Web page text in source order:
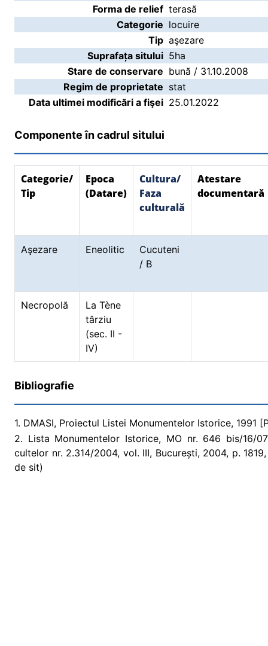
Forma de relief terasă
Categorie locuire
Tip aşezare
Suprafața sitului 5ha
Stare de conservare bună / 31.10.2008
Regim de proprietate stat
Data ultimei modificări a fişei 25.01.2022
Componente în cadrul sitului
Categorie/
Tip
Epoca
(Datare)
Cultura/
Faza
culturală
Atestare
documentară
Aşezare Eneolitic
Cucuteni
/ B
Necropolă
La Tène
târziu
(sec. II -
IV)
Bibliografie
1. DMASI, Proiectul Listei Monumentelor Istorice, 1991
2. Lista Monumentelor Istorice, MO nr. 646 bis/16/
cultelor nr. 2.314/2004, vol. III, București, 2004, p.
de sit)